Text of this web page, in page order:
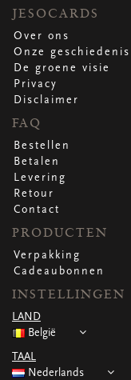
JESOCARDS
Over ons
Onze geschiedenis
De groene visie
Privacy
Disclaimer
FAQ
Bestellen
Betalen
Levering
Retour
Contact
PRODUCTEN
Verpakking
Cadeaubonnen
INSTELLINGEN
LAND
België
TAAL
Nederlands